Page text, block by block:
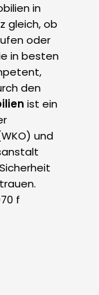
in
gleich, ob
oder
in besten
den
ist ein
und
f